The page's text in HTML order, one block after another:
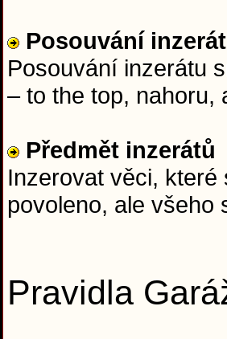
Posouvání
Posouvání inzerátu
– to the top,
Předmět inzerátů
Inzerovat věci,
povoleno, ale všeho
Pravidla